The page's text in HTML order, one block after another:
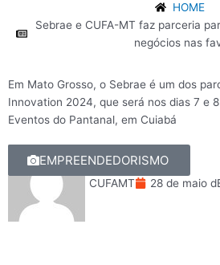
HOME
Sebrae e CUFA-MT faz parceria
negócios nas
Em Mato Grosso, o Sebrae é um dos
Innovation 2024, que será nos dias 7 e
Eventos do Pantanal, em Cuiabá
CUFAMT 28 de maio
ROGÉRIO FLORENTINO
EMPREENDEDORISMO